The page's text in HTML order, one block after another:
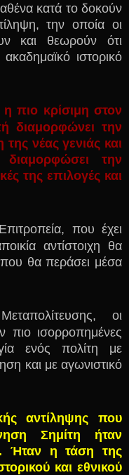
κατά το δοκούν
την οποία οι
και θεωρούν ότι
ιστορικό
η πιο κρίσιμη στον
διαμορφώνει την
της νέας γενιάς και
την
της επιλογές και
που έχει
αντίστοιχη θα
που θα περάσει μέσα
οι
πιο ισορροπημένες
ενός πολίτη με
και με αγωνιστικό
αντίληψης που
Σημίτη ήταν
Ήταν η τάση της
και εθνικού